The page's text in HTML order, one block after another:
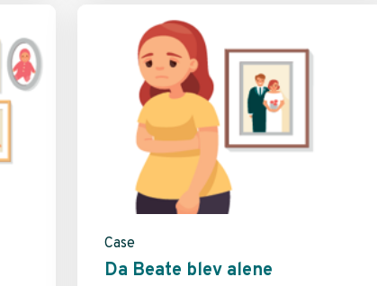
Case
Da Beate blev alene